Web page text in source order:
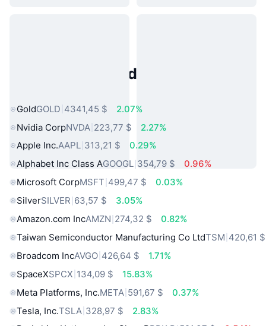
Activos del Mundo Real
GoldGOLD 4341,45 $
2.07%
Nvidia CorpNVDA 223,77 $
2.27%
Apple Inc.AAPL 313,21 $
0.29%
Alphabet Inc Class AGOOGL 354,79 $
0.96%
Microsoft CorpMSFT 499,47 $
0.03%
SilverSILVER 63,57 $
3.05%
Amazon.com IncAMZN 274,32 $
0.82%
Taiwan Semiconductor Manufacturing Co LtdTSM 420,61 $
Broadcom IncAVGO 426,64 $
1.71%
SpaceXSPCX 134,09 $
15.83%
Meta Platforms, Inc.META 591,67 $
0.37%
Tesla, Inc.TSLA 328,97 $
2.83%